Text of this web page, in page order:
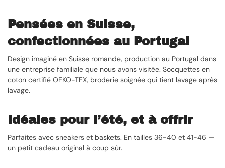
Pensées en Suisse,
confectionnées au Portugal
Design imaginé en Suisse romande, production au Portugal dans
une entreprise familiale que nous avons visitée. Socquettes en
coton certifié OEKO-TEX, broderie soignée qui tient lavage après
lavage.
Idéales pour l’été, et à offrir
Parfaites avec sneakers et baskets. En tailles 36-40 et 41-46 —
un petit cadeau original à coup sûr.